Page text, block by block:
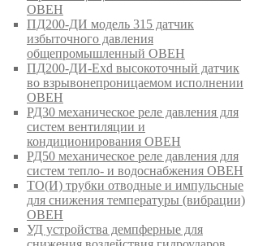
ОВЕН
ПД200-ДИ модель 315 датчик
избыточного давления
общепромышленный ОВЕН
ПД200-ДИ-Exd высокоточный датчик
во взрывонепроницаемом исполнении
ОВЕН
РД30 механическое реле давления для
систем вентиляции и
кондиционирования ОВЕН
РД50 механическое реле давления для
систем тепло- и водоснабжения ОВЕН
ТО(И) трубки отводные и импульсные
для снижения температуры (вибрации)
ОВЕН
УД устройства демпферные для